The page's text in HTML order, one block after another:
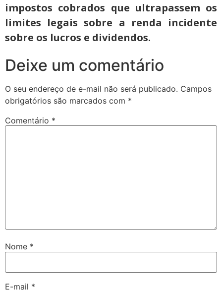
impostos cobrados que ultrapassem os
limites legais sobre a renda incidente
sobre os lucros e dividendos.
Deixe um comentário
O seu endereço de e-mail não será publicado. Campos
obrigatórios são marcados com *
Comentário *
Nome *
E-mail *